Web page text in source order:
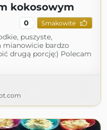
kokosowym
0 Smakowite
puszyste,
mianowicie bardzo
drugą porcję:) Polecam